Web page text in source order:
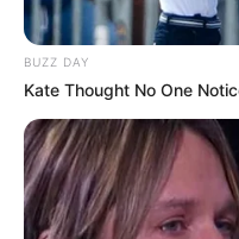
BUZZ DAY
Kate Thought No One